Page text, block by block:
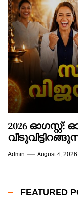
2026
കാര്യവിജയം
Admin August 4, 2026
FEATURED